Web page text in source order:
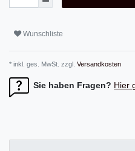
Wunschliste
* inkl. ges. MwSt. zzgl. Versandkosten
Sie haben Fragen? Hier